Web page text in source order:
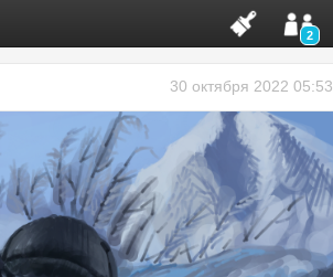
2
30 октября 2022 05:53